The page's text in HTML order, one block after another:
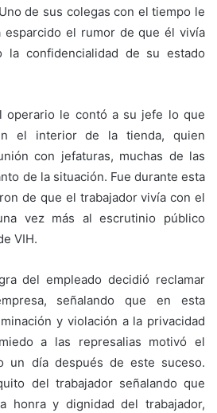
de sus colegas con el tiempo le
esparcido el rumor de que él vivía
la confidencialidad de su estado
operario le contó a su jefe lo que
el interior de la tienda, quien
con jefaturas, muchas de las
de la situación. Fue durante esta
de que el trabajador vivía con el
vez más al escrutinio público
VIH.
del empleado decidió reclamar
señalando que en esta
y violación a la privacidad
a las represalias motivó el
un día después de este suceso.
del trabajador señalando que
honra y dignidad del trabajador,